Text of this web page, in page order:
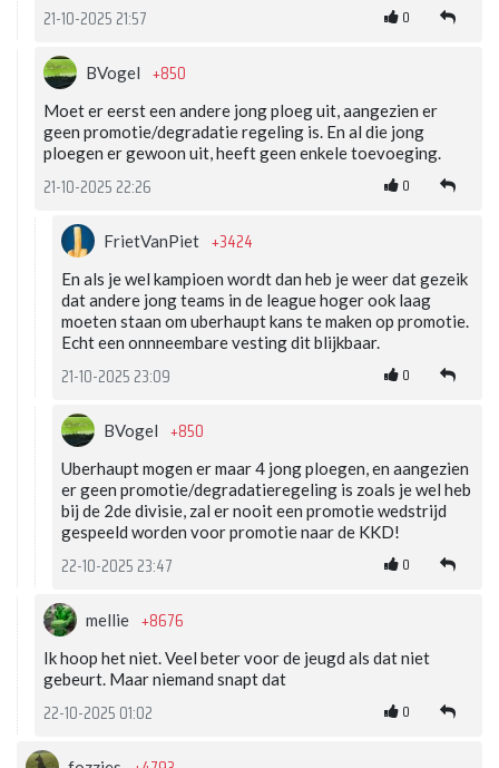
21-10-2025 21:57 0
BVogel +850
Moet er eerst een andere jong ploeg uit, aangezien er
geen promotie/degradatie regeling is. En al die jong
ploegen er gewoon uit, heeft geen enkele toevoeging.
21-10-2025 22:26 0
FrietVanPiet +3424
En als je wel kampioen wordt dan heb je weer dat gezeik
dat andere jong teams in de league hoger ook laag
moeten staan om uberhaupt kans te maken op promotie.
Echt een onnneembare vesting dit blijkbaar.
21-10-2025 23:09 0
BVogel +850
Uberhaupt mogen er maar 4 jong ploegen, en aangezien
er geen promotie/degradatieregeling is zoals je wel heb
bij de 2de divisie, zal er nooit een promotie wedstrijd
gespeeld worden voor promotie naar de KKD!
22-10-2025 23:47 0
mellie +8676
Ik hoop het niet. Veel beter voor de jeugd als dat niet
gebeurt. Maar niemand snapt dat
22-10-2025 01:02 0